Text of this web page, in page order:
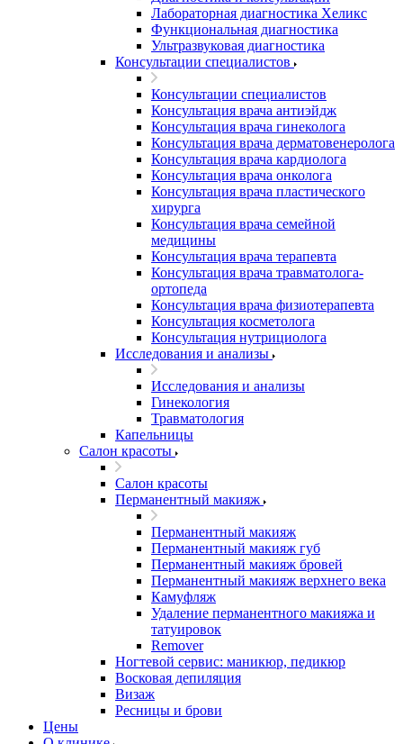
Лабораторная диагностика Хеликс
Функциональная диагностика
Ультразвуковая диагностика
Консультации специалистов
Консультации специалистов
Консультация врача антиэйдж
Консультация врача гинеколога
Консультация врача дерматовенеролога
Консультация врача кардиолога
Консультация врача онколога
Консультация врача пластического
хирурга
Консультация врача семейной
медицины
Консультация врача терапевта
Консультация врача травматолога-
ортопеда
Консультация врача физиотерапевта
Консультация косметолога
Консультация нутрициолога
Исследования и анализы
Исследования и анализы
Гинекология
Травматология
Капельницы
Салон красоты
Салон красоты
Перманентный макияж
Перманентный макияж
Перманентный макияж губ
Перманентный макияж бровей
Перманентный макияж верхнего века
Камуфляж
Удаление перманентного макияжа и
татуировок
Remover
Ногтевой сервис: маникюр, педикюр
Восковая депиляция
Визаж
Ресницы и брови
Цены